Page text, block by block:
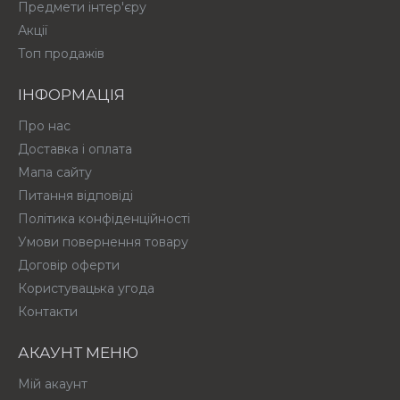
Предмети інтер'єру
Акції
Топ продажів
ІНФОРМАЦІЯ
Про нас
Доставка і оплата
Мапа сайту
Питання відповіді
Політика конфіденційності
Умови повернення товару
Договір оферти
Користувацька угода
Контакти
АКАУНТ МЕНЮ
Мій акаунт